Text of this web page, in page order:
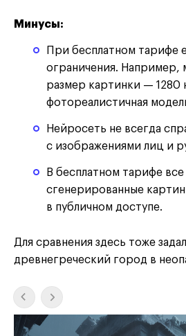
Минусы:
При бесплатном тарифе
ограничения. Например,
размер картинки — 1280
фотореалистичная
Нейросеть не всегда
с изображениями лиц и
В бесплатном тарифе все
сгенерированные
в публичном доступе.
Для сравнения здесь тоже
древнегреческий город в